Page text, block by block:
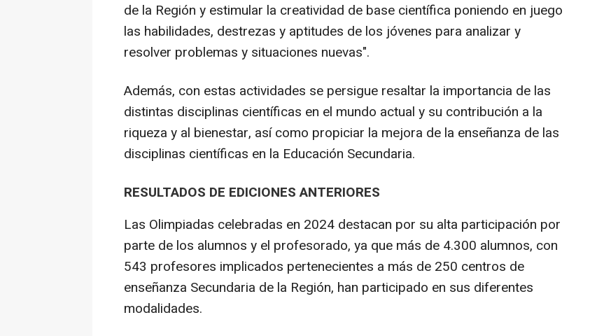
de la Región y estimular la creatividad de base científica poniendo en juego
las habilidades, destrezas y aptitudes de los jóvenes para analizar y
resolver problemas y situaciones nuevas".
Además, con estas actividades se persigue resaltar la importancia de las
distintas disciplinas científicas en el mundo actual y su contribución a la
riqueza y al bienestar, así como propiciar la mejora de la enseñanza de las
disciplinas científicas en la Educación Secundaria.
RESULTADOS DE EDICIONES ANTERIORES
Las Olimpiadas celebradas en 2024 destacan por su alta participación por
parte de los alumnos y el profesorado, ya que más de 4.300 alumnos, con
543 profesores implicados pertenecientes a más de 250 centros de
enseñanza Secundaria de la Región, han participado en sus diferentes
modalidades.